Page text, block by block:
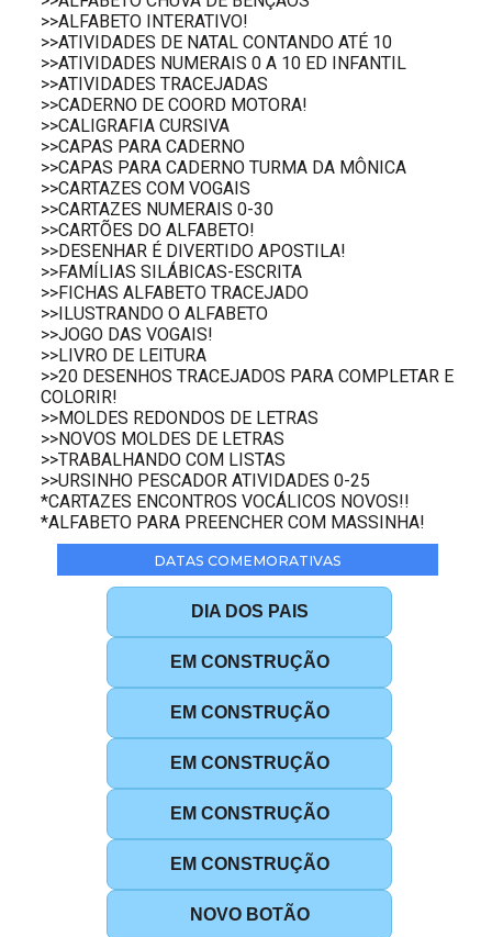
>>ALFABETO INTERATIVO!
>>ATIVIDADES DE NATAL CONTANDO ATÉ 10
>>ATIVIDADES NUMERAIS 0 A 10 ED INFANTIL
>>ATIVIDADES TRACEJADAS
>>CADERNO DE COORD MOTORA!
>>CALIGRAFIA CURSIVA
>>CAPAS PARA CADERNO
>>CAPAS PARA CADERNO TURMA DA MÔNICA
>>CARTAZES COM VOGAIS
>>CARTAZES NUMERAIS 0-30
>>CARTÕES DO ALFABETO!
>>DESENHAR É DIVERTIDO APOSTILA!
>>FAMÍLIAS SILÁBICAS-ESCRITA
>>FICHAS ALFABETO TRACEJADO
>>ILUSTRANDO O ALFABETO
>>JOGO DAS VOGAIS!
>>LIVRO DE LEITURA
>>20 DESENHOS TRACEJADOS PARA COMPLETAR E
COLORIR!
>>MOLDES REDONDOS DE LETRAS
>>NOVOS MOLDES DE LETRAS
>>TRABALHANDO COM LISTAS
>>URSINHO PESCADOR ATIVIDADES 0-25
*CARTAZES ENCONTROS VOCÁLICOS NOVOS!!
*ALFABETO PARA PREENCHER COM MASSINHA!
DATAS COMEMORATIVAS
DIA DOS PAIS
EM CONSTRUÇÃO
EM CONSTRUÇÃO
EM CONSTRUÇÃO
EM CONSTRUÇÃO
EM CONSTRUÇÃO
NOVO BOTÃO